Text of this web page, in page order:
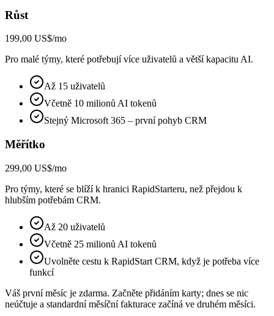
Růst
199,00 US$/mo
Pro malé týmy, které potřebují více uživatelů a větší kapacitu AI.
Až 15 uživatelů
Včetně 10 milionů AI tokenů
Stejný Microsoft 365 – první pohyb CRM
Měřítko
299,00 US$/mo
Pro týmy, které se blíží k hranici RapidStarteru, než přejdou k
hlubším potřebám CRM.
Až 20 uživatelů
Včetně 25 milionů AI tokenů
Uvolněte cestu k RapidStart CRM, když je potřeba více
funkcí
Váš první měsíc je zdarma. Začněte přidáním karty; dnes se nic
neúčtuje a standardní měsíční fakturace začíná ve druhém měsíci.